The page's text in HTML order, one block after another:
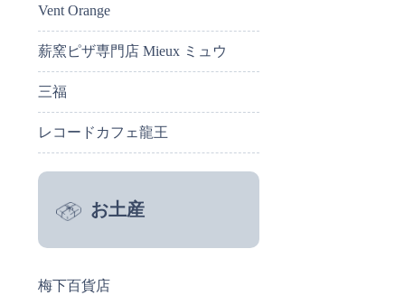
Vent Orange
薪窯ピザ専門店 Mieux ミュウ
三福
レコードカフェ龍王
お土産
梅下百貨店